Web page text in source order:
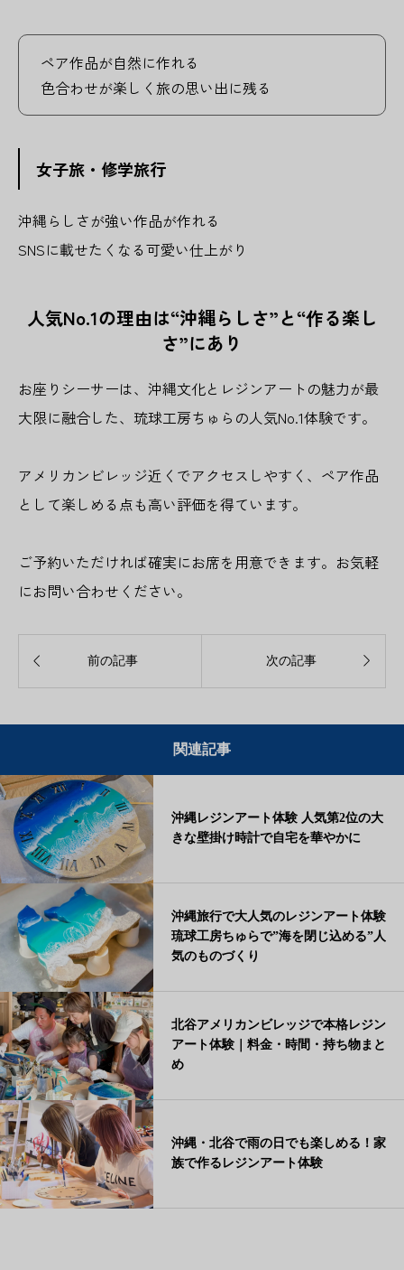
ペア作品が自然に作れる
色合わせが楽しく旅の思い出に残る
女子旅・修学旅行
沖縄らしさが強い作品が作れる
SNSに載せたくなる可愛い仕上がり
人気No.1の理由は“沖縄らしさ”と“作る楽し
さ”にあり
お座りシーサーは、沖縄文化とレジンアートの魅力が最
大限に融合した、琉球工房ちゅらの人気No.1体験です。
アメリカンビレッジ近くでアクセスしやすく、ペア作品
として楽しめる点も高い評価を得ています。
ご予約いただければ確実にお席を用意できます。お気軽
にお問い合わせください。
 前の記事 次の記事 
関連記事
沖縄レジンアート体験 人気第2位の大
きな壁掛け時計で自宅を華やかに
沖縄旅行で大人気のレジンアート体験
琉球工房ちゅらで”海を閉じ込める”人
気のものづくり
北谷アメリカンビレッジで本格レジン
アート体験｜料金・時間・持ち物まと
め
沖縄・北谷で雨の日でも楽しめる！家
族で作るレジンアート体験